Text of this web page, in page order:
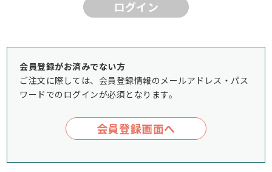
ログイン
会員登録がお済みでない方
ご注文に際しては、会員登録情報のメールアドレス・パス
ワードでのログインが必須となります。
会員登録画面へ